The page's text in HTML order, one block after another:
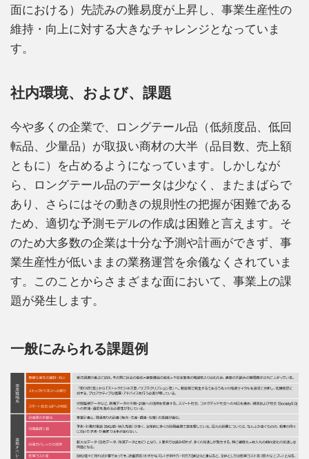
面における）先読みの難易度が上昇し、事業生産性の
維持・向上に対する大きなチャレンジとなっていま
す。
社内環境、および、課題
今や多くの企業で、ロングテール品（低頻度品、低回
転品、少量品）が取扱い商材の大半（品目数、売上額
ともに）を占めるようになっています。しかしなが
ら、ロングテール品のデータは少なく、またまばらで
あり、さらにはその動きの規則性の把握が困難である
ため、適切な予測モデルの作成は困難と言えます。そ
のため大多数の企業は十分な予測や計画ができず、事
業生産性が低いままの業務運営を余儀なくされていま
す。このことからさまざまな面において、事業上の課
題が発生します。
一般にみられる課題例